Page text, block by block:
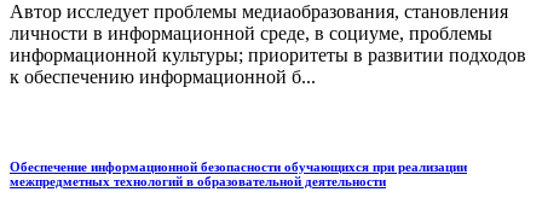
Автор исследует проблемы медиаобразования, становления
личности в информационной среде, в социуме, проблемы
информационной культуры; приоритеты в развитии подходов
к обеспечению информационной б...
Обеспечение информационной безопасности обучающихся при реализации
межпредметных технологий в образовательной деятельности